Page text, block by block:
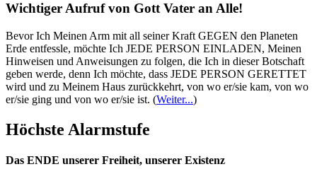
Wichtiger Aufruf von Gott Vater an Alle!
Bevor Ich Meinen Arm mit all seiner Kraft GEGEN den Planeten
Erde entfessle, möchte Ich JEDE PERSON EINLADEN, Meinen
Hinweisen und Anweisungen zu folgen, die Ich in dieser Botschaft
geben werde, denn Ich möchte, dass JEDE PERSON GERETTET
wird und zu Meinem Haus zurückkehrt, von wo er/sie kam, von wo
er/sie ging und von wo er/sie ist. (Weiter...)
Höchste Alarmstufe
Das ENDE unserer Freiheit, unserer Existenz